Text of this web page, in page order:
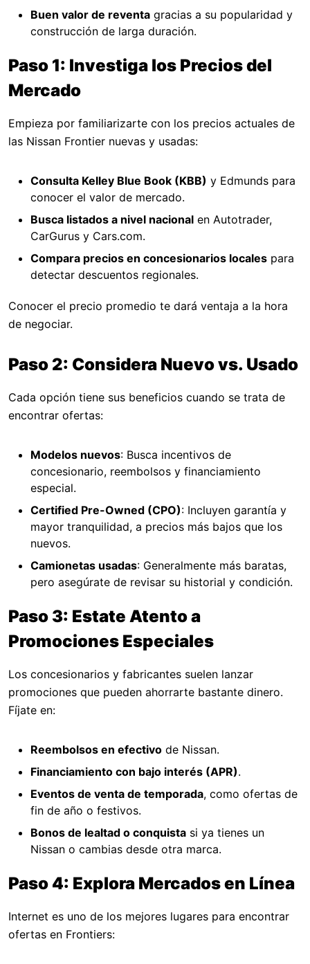
Buen valor de reventa gracias a su popularidad y
construcción de larga duración.
Paso 1: Investiga los Precios del
Mercado
Empieza por familiarizarte con los precios actuales de
las Nissan Frontier nuevas y usadas:
Consulta Kelley Blue Book (KBB) y Edmunds para
conocer el valor de mercado.
Busca listados a nivel nacional en Autotrader,
CarGurus y Cars.com.
Compara precios en concesionarios locales para
detectar descuentos regionales.
Conocer el precio promedio te dará ventaja a la hora
de negociar.
Paso 2: Considera Nuevo vs. Usado
Cada opción tiene sus beneficios cuando se trata de
encontrar ofertas:
Modelos nuevos: Busca incentivos de
concesionario, reembolsos y financiamiento
especial.
Certified Pre-Owned (CPO): Incluyen garantía y
mayor tranquilidad, a precios más bajos que los
nuevos.
Camionetas usadas: Generalmente más baratas,
pero asegúrate de revisar su historial y condición.
Paso 3: Estate Atento a
Promociones Especiales
Los concesionarios y fabricantes suelen lanzar
promociones que pueden ahorrarte bastante dinero.
Fíjate en:
Reembolsos en efectivo de Nissan.
Financiamiento con bajo interés (APR).
Eventos de venta de temporada, como ofertas de
fin de año o festivos.
Bonos de lealtad o conquista si ya tienes un
Nissan o cambias desde otra marca.
Paso 4: Explora Mercados en Línea
Internet es uno de los mejores lugares para encontrar
ofertas en Frontiers: